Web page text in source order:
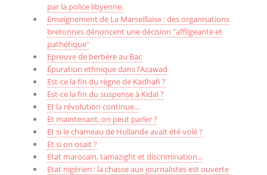
par la police libyenne.
Enseignement de La Marseillaise : des organisations
bretonnes dénoncent une décision "affligeante et
pathétique"
Epreuve de berbère au Bac
Épuration ethnique dans l’Azawad
Est-ce la fin du règne de Kadhafi ?
Est-ce la fin du suspense à Kidal ?
Et la révolution continue...
Et maintenant, on peut parler ?
Et si le chameau de Hollande avait été volé ?
Et si on osait ?
Etat marocain, tamazight et discrimination...
Etat nigérien : la chasse aux journalistes est ouverte